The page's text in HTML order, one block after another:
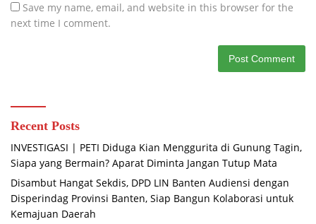
Save my name, email, and website in this browser for the
next time I comment.
Recent Posts
INVESTIGASI | PETI Diduga Kian Menggurita di Gunung Tagin,
Siapa yang Bermain? Aparat Diminta Jangan Tutup Mata
Disambut Hangat Sekdis, DPD LIN Banten Audiensi dengan
Disperindag Provinsi Banten, Siap Bangun Kolaborasi untuk
Kemajuan Daerah